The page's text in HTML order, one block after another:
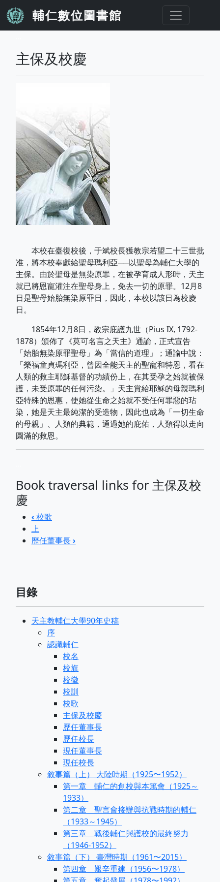
移至主內容
輔仁數位圖書館
主保及校慶
本校在臺復校後，于斌校長獲教宗若望二十三世批
准，將本校奉獻給聖母瑪利亞──以聖母為輔仁大學的
主保。由於聖母是無染原罪，在被孕育成人形時，天主
就已將恩寵灌注在聖母身上，免去一切的原罪。12月8
日是聖母始胎無染原罪日，因此，本校以該日為校慶
日。
1854年12月8日，教宗庇護九世（Pius IX, 1792-
1878）頒佈了《莫可名言之天主》通諭，正式宣告
「始胎無染原罪聖母」為「當信的道理」；通諭中說：
「榮福童貞瑪利亞，曾因全能天主的聖寵和特恩，看在
人類的救主耶穌基督的功績份上，在其受孕之始就被保
護，未受原罪的任何污染。」天主賞給耶穌的母親瑪利
亞特殊的恩惠，使她從生命之始就不受任何罪惡的玷
染，她是天主最純潔的受造物，因此也成為「一切生命
的母親」、人類的典範，通過她的庇佑，人類得以走向
圓滿的救恩。
Book traversal links for 主保及校
慶
‹ 校歌
上
歷任董事長›
目錄
天主教輔仁大學90年史稿
序
認識輔仁
校名
校旗
校徽
校訓
校歌
主保及校慶
歷任董事長
歷任校長
現任董事長
現任校長
敘事篇（上） 大陸時期（1925〜1952）
第一章 輔仁的創校與本篤會（1925～
1933）
第二章 聖言會接辦與抗戰時期的輔仁
（1933～1945）
第三章 戰後輔仁與護校的最終努力
（1946-1952）
敘事篇（下） 臺灣時期（1961〜2015）
第四章 艱辛重建（1956〜1978）